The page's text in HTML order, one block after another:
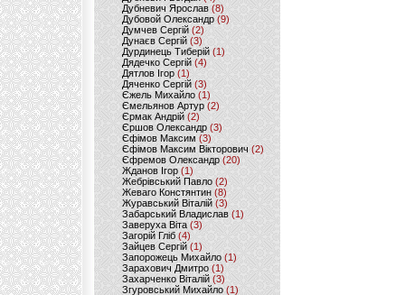
Дубневич Ярослав (8)
Дубовой Олександр(9)
Думчев Сергій (2)
Дунаєв Сергій(3)
Дурдинець Тиберій (1)
Дядечко Сергій (4)
Дятлов Ігор (1)
Дяченко Сергій (3)
Єжель Михайло (1)
Ємельянов Артур (2)
Єрмак Андрій (2)
Єршов Олександр (3)
Єфімов Максим (3)
Єфімов Максим Вікторович (2)
Єфремов Олександр (20)
Жданов Ігор (1)
Жебрівський Павло (2)
Жеваго Констянтин (8)
Журавський Віталій (3)
Забарський Владислав (1)
Заверуха Віта (3)
Загорій Гліб (4)
Зайцев Сергій(1)
Запорожець Михайло (1)
Зарахович Дмитро (1)
Захарченко Віталій (3)
Згуровський Михайло (1)